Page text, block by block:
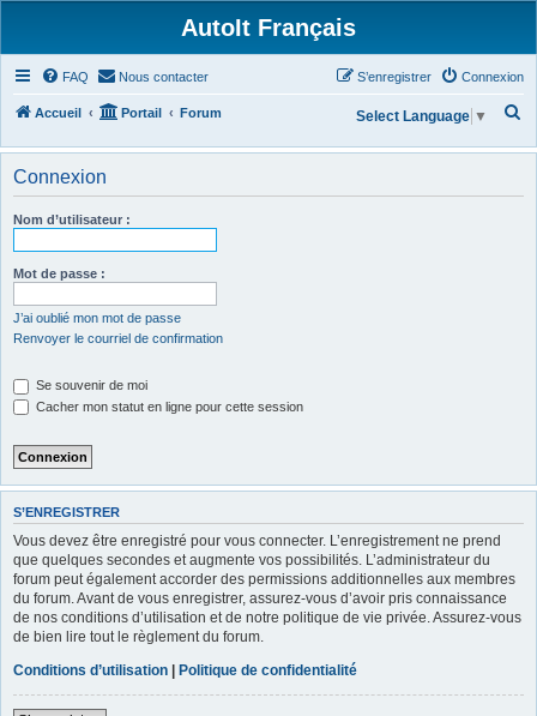
AutoIt Français
FAQ Nous contacter Connexion
S’enregistrer
Accueil Portail Forum
h
Select Language ▼
Connexion
Nom d’utilisateur :
Mot de passe :
J’ai oublié mon mot de passe
Renvoyer le courriel de confirmation
Se souvenir de moi
Cacher mon statut en ligne pour cette session
S’ENREGISTRER
Vous devez être enregistré pour vous connecter. L’enregistrement ne prend
que quelques secondes et augmente vos possibilités. L’administrateur du
forum peut également accorder des permissions additionnelles aux membres
du forum. Avant de vous enregistrer, assurez-vous d’avoir pris connaissance
de nos conditions d’utilisation et de notre politique de vie privée. Assurez-vous
de bien lire tout le règlement du forum.
Conditions d’utilisation | Politique de confidentialité